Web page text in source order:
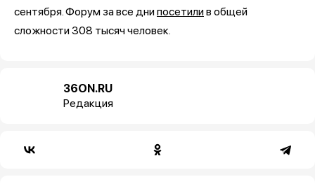
сентября. Форум за все днипосетилив общей
сложности 308 тысяч человек.
36ON.RU
Редакция